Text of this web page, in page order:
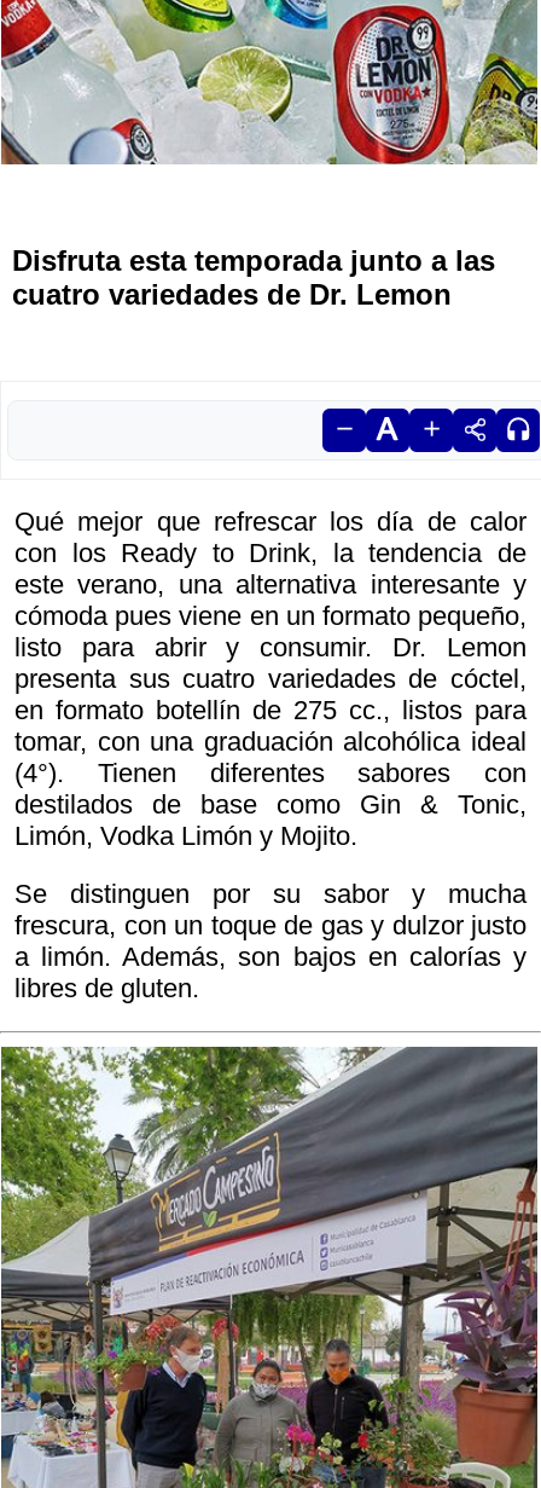
Disfruta esta temporada junto a las
cuatro variedades de Dr. Lemon
Qué mejor que refrescar los día de calor
con los Ready to Drink, la tendencia de
este verano, una alternativa interesante y
cómoda pues viene en un formato pequeño,
listo para abrir y consumir. Dr. Lemon
presenta sus cuatro variedades de cóctel,
en formato botellín de 275 cc., listos para
tomar, con una graduación alcohólica ideal
(4°). Tienen diferentes sabores con
destilados de base como Gin & Tonic,
Limón, Vodka Limón y Mojito.
Se distinguen por su sabor y mucha
frescura, con un toque de gas y dulzor justo
a limón. Además, son bajos en calorías y
libres de gluten.